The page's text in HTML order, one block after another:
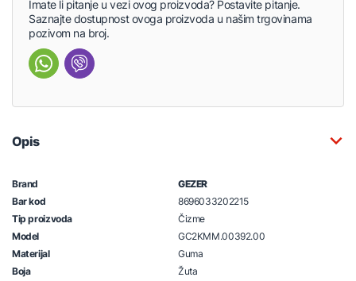
Imate li pitanje u vezi ovog proizvoda? Postavite pitanje.
Saznajte dostupnost ovoga proizvoda u našim trgovinama
pozivom na broj.
Opis
Brand
GEZER
Bar kod
8696033202215
Tip proizvoda
Čizme
Model
GC2KMM.00392.00
Materijal
Guma
Boja
Žuta